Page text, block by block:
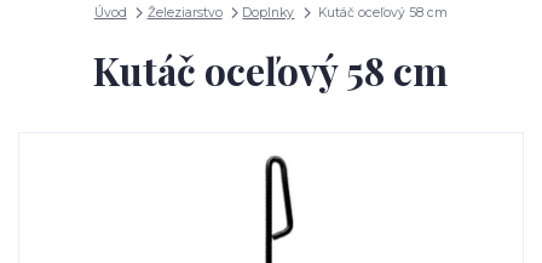
Úvod Železiarstvo Doplnky Kutáč oceľový 58 cm
Kutáč oceľový 58 cm